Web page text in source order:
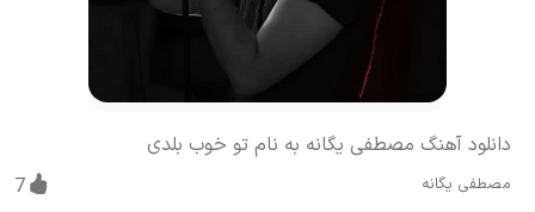
دانلود آهنگ مصطفی یگانه به نام تو خوب بلدی
مصطفی یگانه 7